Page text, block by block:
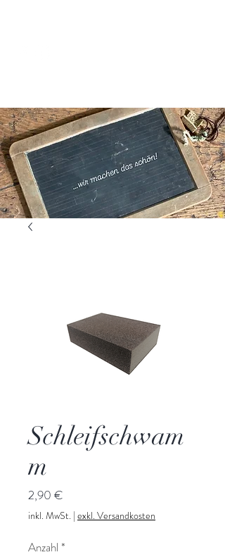
Schleifschwam
m
2,90 €
inkl. MwSt. | exkl. Versandkosten
Anzahl *